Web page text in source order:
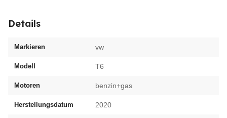
Details
Markieren vw
Modell T6
Motoren benzin+gas
Herstellungsdatum 2020